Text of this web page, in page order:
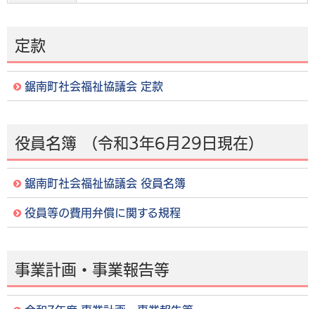
定款
鋸南町社会福祉協議会 定款
役員名簿 （令和3年6月29日現在）
鋸南町社会福祉協議会 役員名簿
役員等の費用弁償に関する規程
事業計画・事業報告等